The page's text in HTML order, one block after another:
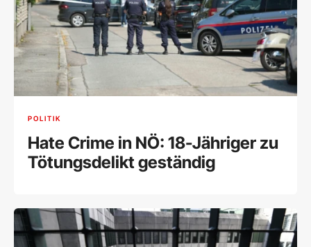
POLITIK
Hate Crime in NÖ: 18-Jähriger zu
Tötungsdelikt geständig